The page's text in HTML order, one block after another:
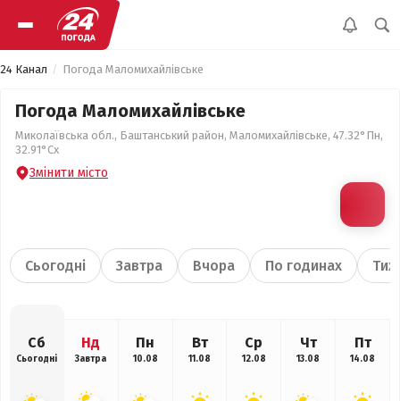
24 Канал Погода Маломихайлівське
Погода Маломихайлівське
Миколаївська обл., Баштанський район, Маломихайлівське, 47.32°Пн,
32.91°Сх
Змінити місто
Сьогодні Завтра Вчора По годинах
Сб
Сьогодні
Нд
Завтра
Пн
10.08
Вт
11.08
Ср
12.08
Чт
13.08
Пт
14.08